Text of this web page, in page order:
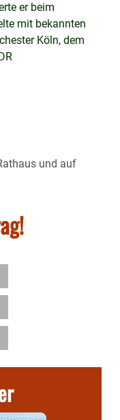
er beim
mit bekannten
Köln, dem
und auf